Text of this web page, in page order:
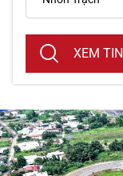
PHÁP LUẬT
DU LỊCH
THẾ GIỚI
THỂ THAO
GIÁO DỤC
XEM TIN